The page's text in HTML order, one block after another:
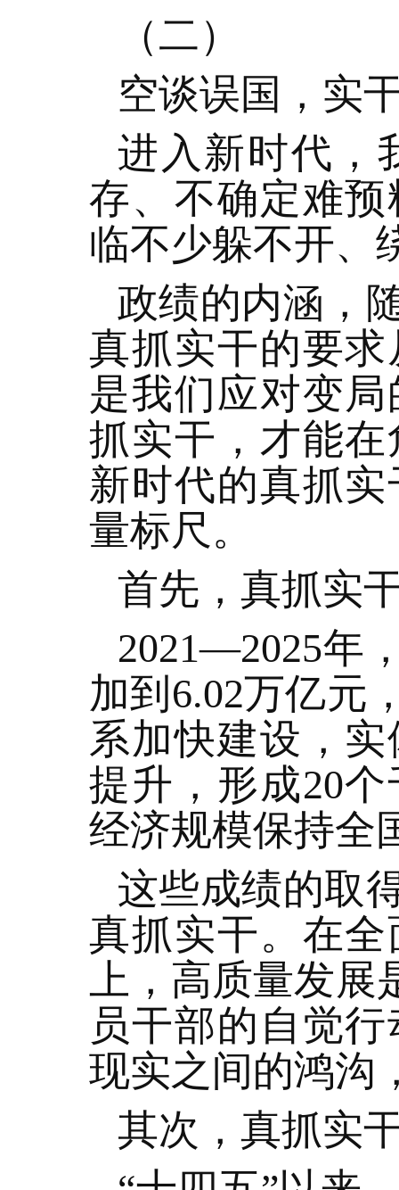
（二）
空谈误国，实
进入新时代，
存、不确定难
临不少躲不开、
政绩的内涵，
真抓实干的要
是我们应对变
抓实干，才能
新时代的真抓
量标尺。
首先，真抓实
2021—2025年
加到6.02万亿元
系加快建设，
提升，形成20
经济规模保持全
这些成绩的取
真抓实干。在
上，高质量发
员干部的自觉
现实之间的鸿沟
其次，真抓实